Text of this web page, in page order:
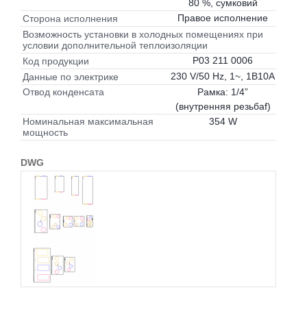
80 %, сумковий
Сторона исполнения
Правое исполнение
Возможность установки в холодных помещениях при
условии дополнительной теплоизоляции
Код продукции
P03 211 0006
Данные по электрике
230 V/50 Hz, 1~, 1B10A
Отвод конденсата
Рамка: 1/4”
(внутренняя резьбаf)
Номинальная максимальная
мощность
354 W
DWG